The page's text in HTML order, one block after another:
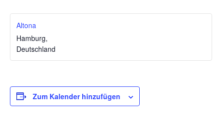
Altona
Hamburg,
Deutschland
Zum Kalender hinzufügen